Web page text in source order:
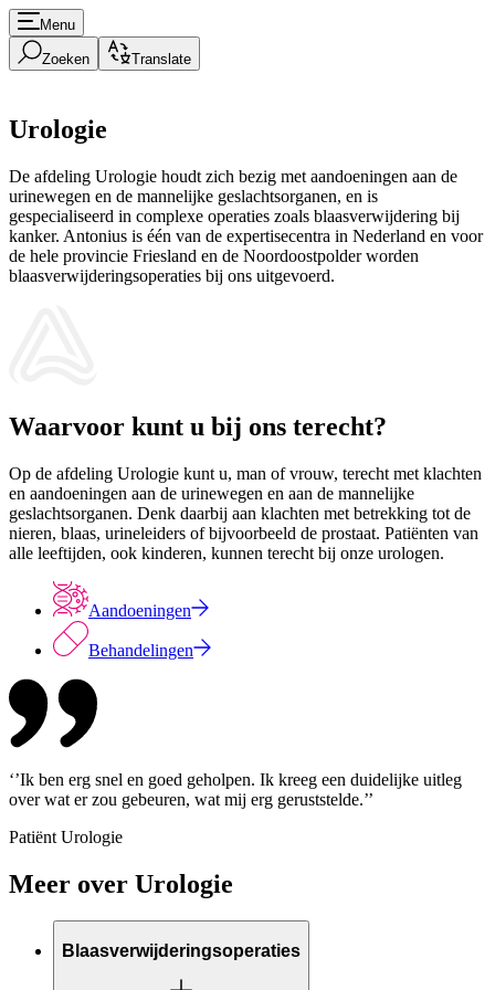
Menu
Zoeken Translate
Urologie
De afdeling Urologie houdt zich bezig met aandoeningen aan de
urinewegen en de mannelijke geslachtsorganen, en is
gespecialiseerd in complexe operaties zoals blaasverwijdering bij
kanker. Antonius is één van de expertisecentra in Nederland en voor
de hele provincie Friesland en de Noordoostpolder worden
blaasverwijderingsoperaties bij ons uitgevoerd.
Waarvoor kunt u bij ons terecht?
Op de afdeling Urologie kunt u, man of vrouw, terecht met klachten
en aandoeningen aan de urinewegen en aan de mannelijke
geslachtsorganen. Denk daarbij aan klachten met betrekking tot de
nieren, blaas, urineleiders of bijvoorbeeld de prostaat. Patiënten van
alle leeftijden, ook kinderen, kunnen terecht bij onze urologen.
Aandoeningen
Behandelingen
‘’Ik ben erg snel en goed geholpen. Ik kreeg een duidelijke uitleg
over wat er zou gebeuren, wat mij erg geruststelde.’’
Patiënt Urologie
Meer over Urologie
Blaasverwijderingsoperaties